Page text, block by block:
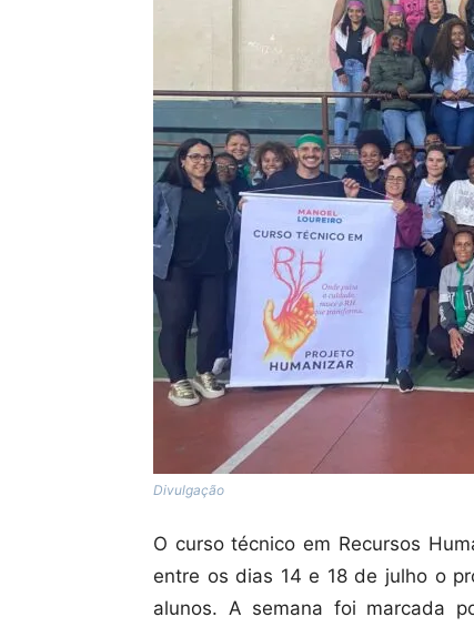
Divulgação
O curso técnico em Recursos
entre os dias 14 e 18 de julho o
alunos. A semana foi marcada